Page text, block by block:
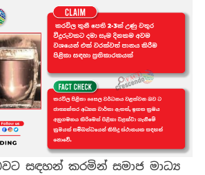
පෙති
දමා
බීමෙන්
පිළිකා
සුව
වනවාද?
සඳහන් කරමින් සමාජ මාධ්‍ය